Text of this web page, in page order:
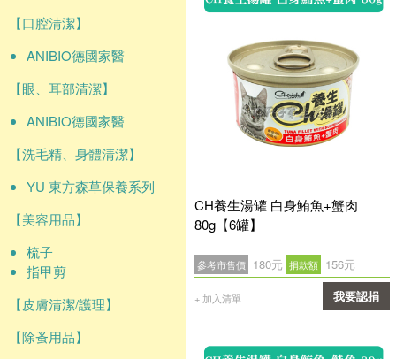
【口腔清潔】
ANIBIO德國家醫
【眼、耳部清潔】
ANIBIO德國家醫
【洗毛精、身體清潔】
YU 東方森草保養系列
【美容用品】
梳子
指甲剪
【皮膚清潔/護理】
【除蚤用品】
CH養生湯罐 白身鮪魚+蟹肉
80g【6罐】
參考市售價 180元 捐款額 156元
+ 加入清單 我要認捐